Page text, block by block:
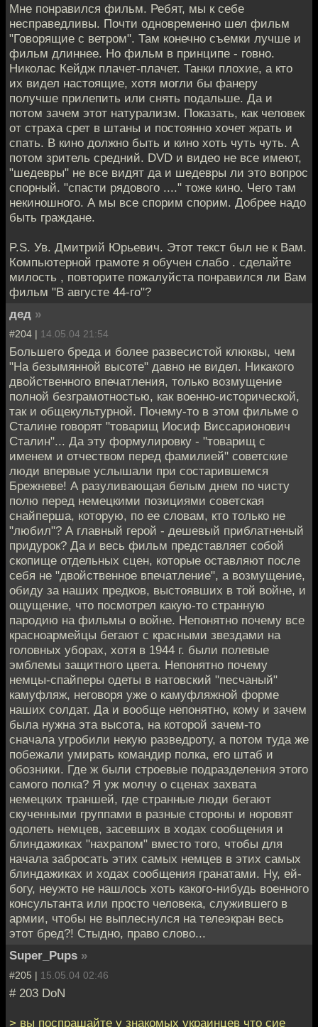
Мне понравился фильм. Ребят, мы к себе
несправедливы. Почти одновременно шел фильм
"Говорящие с ветром". Там конечно съемки лучше и
фильм длиннее. Но фильм в принципе - говно.
Николас Кейдж плачет-плачет. Танки плохие, а кто
их видел настоящие, хотя могли бы фанеру
получше прилепить или снять подальше. Да и
потом зачем этот натурализм. Показать, как человек
от страха срет в штаны и постоянно хочет жрать и
спать. В кино должно быть и кино хоть чуть чуть. А
потом зритель средний. DVD и видео не все имеют,
"шедевры" не все видят да и шедевры ли это вопрос
спорный. "спасти рядового ...." тоже кино. Чего там
некиношного. А мы все спорим спорим. Добрее надо
быть граждане.
P.S. Ув. Дмитрий Юрьевич. Этот текст был не к Вам.
Компьютерной грамоте я обучен слабо . сделайте
милость , повторите пожалуйста понравился ли Вам
фильм "В августе 44-го"?
дед »
#204 | 14.05.04 21:54
Большего бреда и более развесистой клюквы, чем
"На безымянной высоте" давно не видел. Никакого
двойственного впечатления, только возмущение
полной безграмотностью, как военно-исторической,
так и общекультурной. Почему-то в этом фильме о
Сталине говорят "товарищ Иосиф Виссарионович
Сталин"... Да эту формулировку - "товарищ с
именем и отчеством перед фамилией" советские
люди впервые услышали при состарившемся
Брежневе! А разуливающая белым днем по чисту
полю перед немецкими позициями советская
снайперша, которую, по ее словам, кто только не
"любил"? А главный герой - дешевый приблатненый
придурок? Да и весь фильм представляет собой
скопище отдельных сцен, которые оставляют после
себя не "двойственное впечатление", а возмущение,
обиду за наших предков, выстоявших в той войне, и
ощущение, что посмотрел какую-то странную
пародию на фильмы о войне. Непонятно почему все
красноармейцы бегают с красными звездами на
головных уборах, хотя в 1944 г. были полевые
эмблемы защитного цвета. Непонятно почему
немцы-спайперы одеты в натовский "песчаный"
камуфляж, неговоря уже о камуфляжной форме
наших солдат. Да и вообще непонятно, кому и зачем
была нужна эта высота, на которой зачем-то
сначала угробили некую разведроту, а потом туда же
побежали умирать командир полка, его штаб и
обозники. Где ж были строевые подразделения этого
самого полка? Я уж молчу о сценах захвата
немецких траншей, где странные люди бегают
скученными группами в разные стороны и норовят
одолеть немцев, засевших в ходах сообщения и
блиндажиках "нахрапом" вместо того, чтобы для
начала забросать этих самых немцев в этих самых
блиндажиках и ходах сообщения гранатами. Ну, ей-
богу, неужто не нашлось хоть какого-нибудь военного
консультанта или просто человека, служившего в
армии, чтобы не выплеснулся на телеэкран весь
этот бред?! Стыдно, право слово...
Super_Pups »
#205 | 15.05.04 02:46
# 203 DoN
> вы поспрашайте у знакомых украинцев что сие